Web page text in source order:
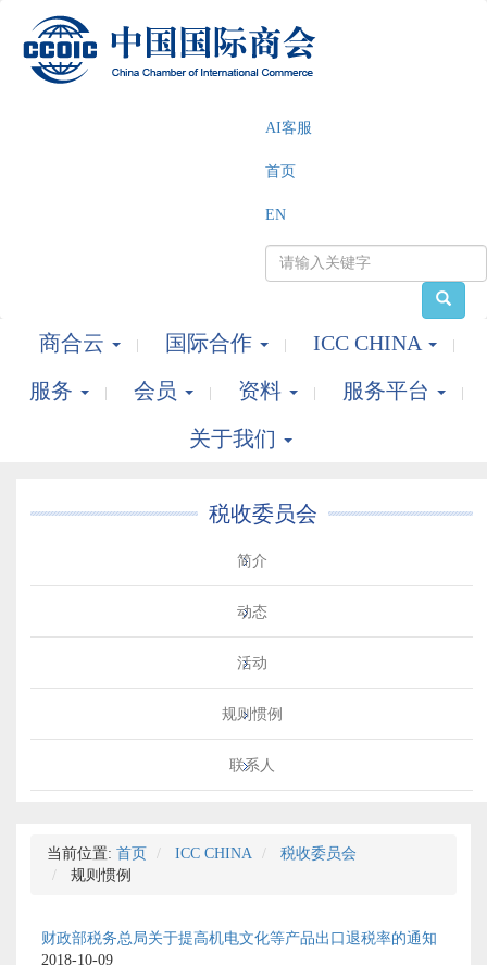
AI客服
首页
EN
商合云 国际合作
ICC CHINA
服务
会员 资料
服务平台
关于我们
税收委员会
简介
动态
活动
规则惯例
联系人
当前位置: 首页 ICC CHINA
税收委员会
规则惯例
财政部税务总局关于提高机电文化等产品出口退税率的通知
2018-10-09